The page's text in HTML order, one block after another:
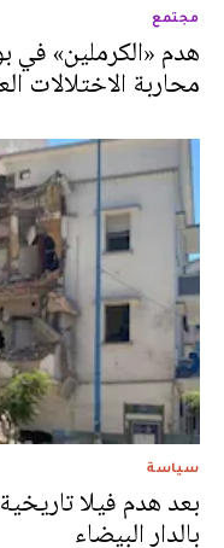
مجتمع
هدم «الكرملين»
محاربة الاختلالات
سياسة
بعد هدم فيلا
بالدار البيضاء